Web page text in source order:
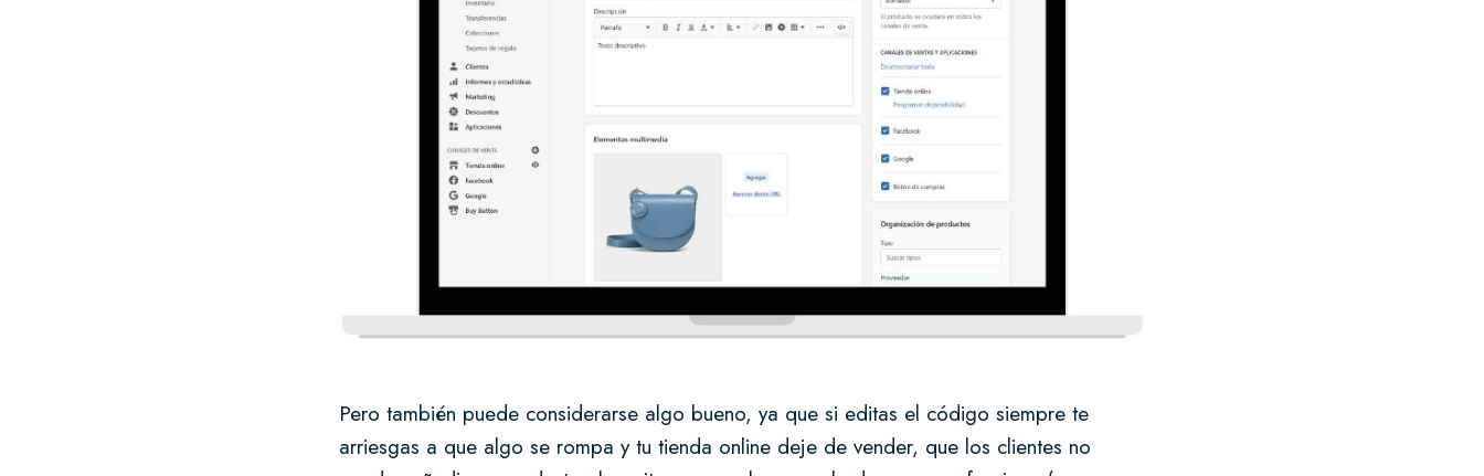
Pero también puede considerarse algo bueno, ya que si editas el código siempre te
arriesgas a que algo se rompa y tu tienda online deje de vender, que los clientes no